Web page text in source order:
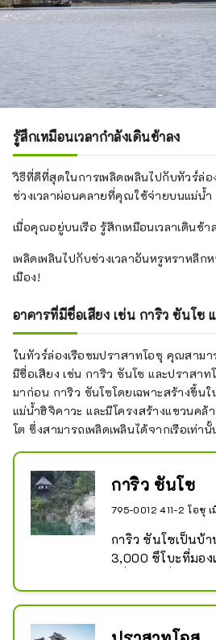
ท้องถิ่นและจังหวั
งานหัตถกรรมที่ล
เรียบและการออก
มิก "โทเบะ" ของจั
เครื่องประดับที่ใช้
รู้สึกเหมือนเวลากำลังเดินช้าลง
วิธีที่ดีที่สุดในการเพลิดเพลินไปกับทัวร์ล่
ช่วงเวลาผ่อนคลายที่คุณใช้จ่ายบนแม่น้ำ
เมื่อคุณอยู่บนเรือ รู้สึกเหมือนเวลาเดินช้า
เพลิดเพลินไปกับช่วงเวลาอันหรูหราหลี
เมือง!
อาคารที่มีชื่อเสียง เช่น การิว ซันโซ
ในทัวร์ล่องเรือชมปราสาทโอซุ คุณสามา
มีชื่อเสียง เช่น การิว ซันโซ และปราสา
มาก่อน การิว ซันโซโดยเฉพาะสร้างขึ้น
แม่น้ำฮิจิคาวะ และมีโครงสร้างแขวนคล้
โต ซึ่งสามารถเพลิดเพลินได้จากเรือเท่านั้
การิว ซันโซ
795-0012 411-2 โอซุ
การิว ซันโซเป็นบ้
3,000 ซึโบะที่มอ
ซิตสึเนะ คาโตะ ผู้
ลักษณะคล้ายรูปร่า